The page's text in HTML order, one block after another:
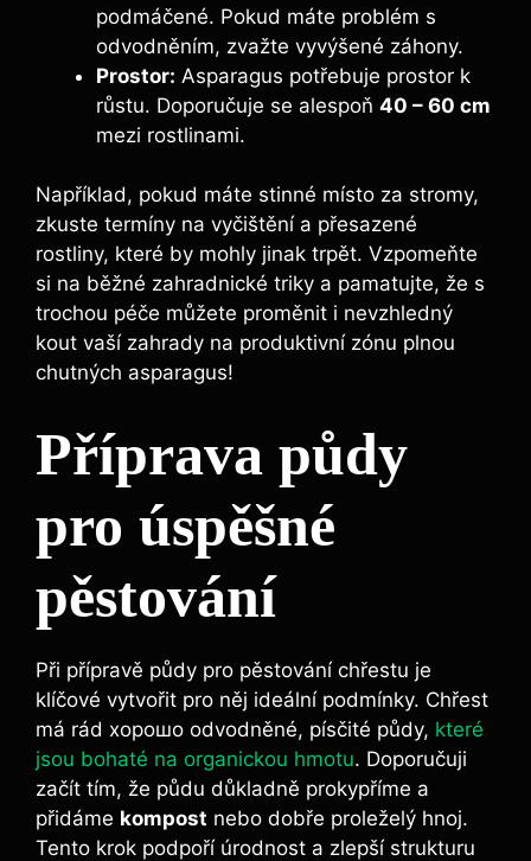
podmáčené. Pokud máte problém s
odvodněním, zvažte vyvýšené záhony.
Prostor: Asparagus potřebuje prostor k
růstu. Doporučuje se alespoň 40 – 60 cm
mezi rostlinami.
Například, pokud máte stinné místo za stromy,
zkuste termíny na vyčištění a přesazené
rostliny, které by mohly jinak trpět. Vzpomeňte
si na běžné zahradnické triky a pamatujte, že s
trochou péče můžete proměnit i nevzhledný
kout vaší zahrady na produktivní zónu plnou
chutných asparagus!
Příprava půdy
pro úspěšné
pěstování
Při přípravě půdy pro pěstování chřestu je
klíčové vytvořit pro něj ideální podmínky. Chřest
má rád хорошо odvodněné, písčité půdy, které
jsou bohaté na organickou hmotu. Doporučuji
začít tím, že půdu důkladně prokypříme a
přidáme kompost nebo dobře proleželý hnoj.
Tento krok podpoří úrodnost a zlepší strukturu